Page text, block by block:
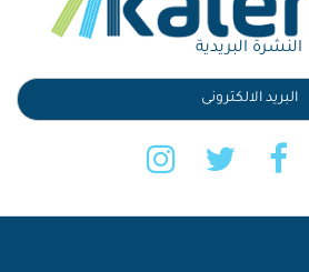
النشرة البريدية